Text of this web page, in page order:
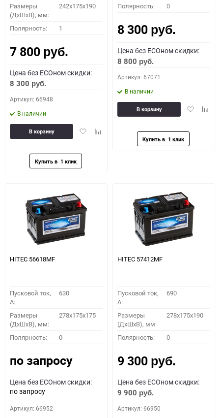
Размеры
(ДхШхВ), мм:
242x175x190
Полярность: 1
7 800 руб.
Цена без ECOном скидки:
8 300 руб.
Артикул: 66948
В наличии
ДобавитьДобавить
В корзину
Полярность: 0
8 300 руб.
Цена без ECOном скидки:
8 800 руб.
Артикул: 67071
В наличии
Добавить
В корзину
HITEC 56618MF
Пусковой ток,
A:
630
Размеры
(ДхШхВ), мм:
278x175x175
Полярность: 0
по запросу
Цена без ECOном скидки:
по запросу
Артикул: 66952
HITEC 57412MF
Пусковой ток,
A:
690
Размеры
(ДхШхВ), мм:
278x175x190
Полярность: 0
9 300 руб.
Цена без ECOном скидки:
9 900 руб.
Артикул: 66950